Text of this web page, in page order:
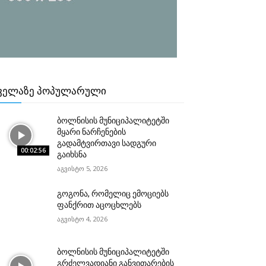
ᲞᲝᲞᲣᲚᲐᲠᲣᲚᲘ
00:02:56
ბოლნისის მუნიციპალიტეტში
მყარი ნარჩენების
გადამტვირთავი სადგური
გაიხსნა
აგვისტო 5, 2026
გოგონა, რომელიც ემოციებს
ფანქრით აცოცხლებს
აგვისტო 4, 2026
ბოლნისის მუნიციპალიტეტში
გრძელვადიანი განვითარების